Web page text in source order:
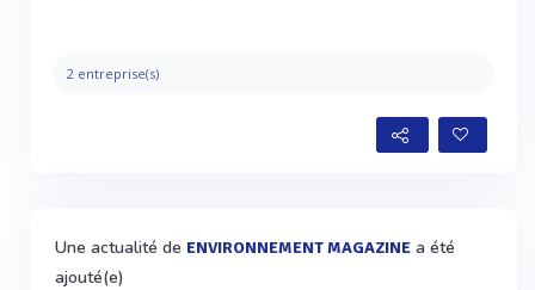
2 entreprise(s)
Une actualité de ENVIRONNEMENT MAGAZINE a été
ajouté(e)